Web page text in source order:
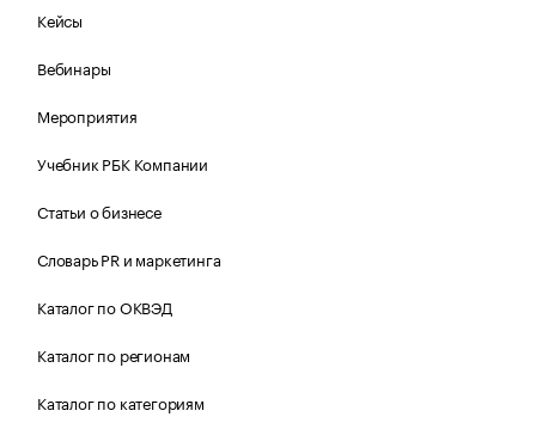
Кейсы
Вебинары
Мероприятия
Учебник РБК Компании
Статьи о бизнесе
Словарь PR и маркетинга
Каталог по ОКВЭД
Каталог по регионам
Каталог по категориям